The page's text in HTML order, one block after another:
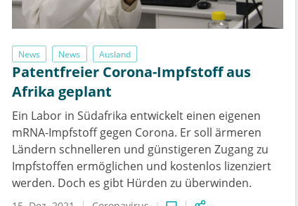
News News Ausland
Patentfreier Corona-Impfstoff aus
Afrika geplant
Ein Labor in Südafrika entwickelt einen eigenen
mRNA-Impfstoff gegen Corona. Er soll ärmeren
Ländern schnelleren und günstigeren Zugang zu
Impfstoffen ermöglichen und kostenlos lizenziert
werden. Doch es gibt Hürden zu überwinden.